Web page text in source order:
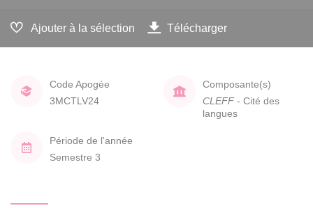
Ajouter à la sélection Télécharger
Code Apogée
3MCTLV24
Composante(s)
CLEFF - Cité des
langues
Période de l'année
Semestre 3